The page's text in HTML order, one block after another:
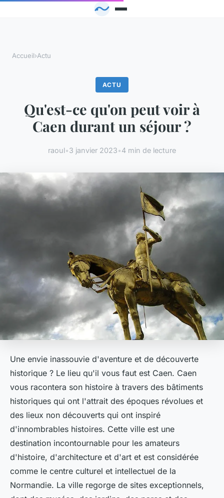
Accueil›Actu
ACTU
Qu'est-ce qu'on peut voir à
Caen durant un séjour ?
raoul•3 janvier 2023•4 min de lecture
Une envie inassouvie d'aventure et de découverte
historique ? Le lieu qu'il vous faut est Caen. Caen
vous racontera son histoire à travers des bâtiments
historiques qui ont l'attrait des époques révolues et
des lieux non découverts qui ont inspiré
d'innombrables histoires. Cette ville est une
destination incontournable pour les amateurs
d'histoire, d'architecture et d'art et est considérée
comme le centre culturel et intellectuel de la
Normandie. La ville regorge de sites exceptionnels,